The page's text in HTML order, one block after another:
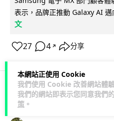
本網站正使用 Cookie
我們使用 Cookie 改善網站體
我們的網站即表示您同意我們
策 。
表示，品牌正推動 Galaxy AI
文
27 4 ↗ 分享
科技娛樂 生活娛樂 城中熱